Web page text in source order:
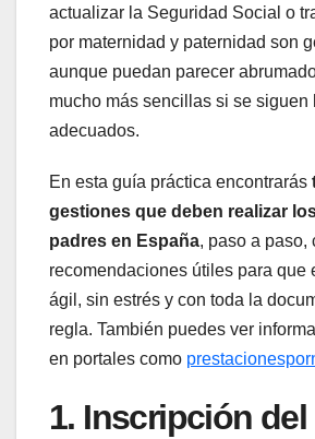
actualizar la Seguridad Social o
por maternidad y paternidad son
aunque puedan parecer
mucho más sencillas si se siguen
adecuados.
En esta guía práctica encontrarás
gestiones que deben realizar
padres en España, paso a paso,
recomendaciones útiles para que
ágil, sin estrés y con toda la
regla. También puedes ver
en portales como
1. Inscripción del